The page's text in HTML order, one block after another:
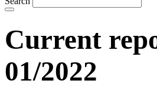
Current
01/2022